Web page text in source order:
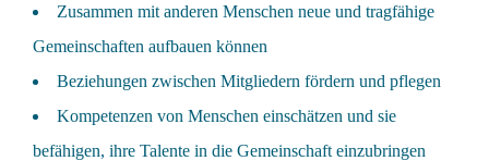
Zusammen mit anderen Menschen neue und tragfähige
Gemeinschaften aufbauen können
Beziehungen zwischen Mitgliedern fördern und pflegen
Kompetenzen von Menschen einschätzen und sie
befähigen, ihre Talente in die Gemeinschaft einzubringen